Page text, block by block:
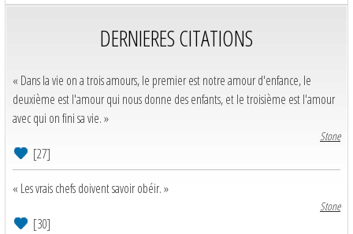
DERNIERES CITATIONS
« Dans la vie on a trois amours, le premier est notre amour d'enfance, le
deuxième est l'amour qui nous donne des enfants, et le troisième est l'amour
avec qui on fini sa vie. »
Stone
[27]
« Les vrais chefs doivent savoir obéir. »
Stone
[30]